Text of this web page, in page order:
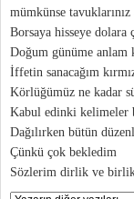
mümkünse
Borsaya hisseye
Doğum günüme anlam
İffetin sanacağım
Körlüğümüz ne kadar
Kabul edinki
Dağılırken bütün
Çünkü çok bekledim
Sözlerim dirlik ve